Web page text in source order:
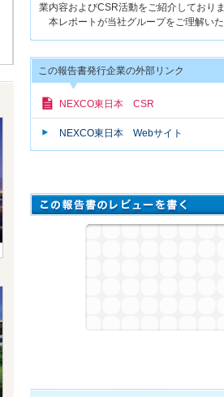
業内容およびCSR活動をご紹介しておりま
本レポートが当社グループをご理解いた
この報告書発行企業の外部リンク
NEXCO東日本 CSR
NEXCO東日本 Webサイト